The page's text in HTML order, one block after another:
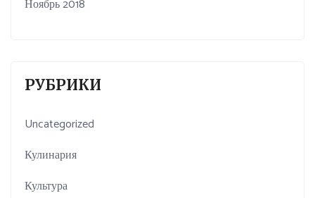
Ноябрь 2018
РУБРИКИ
Uncategorized
Кулинария
Культура